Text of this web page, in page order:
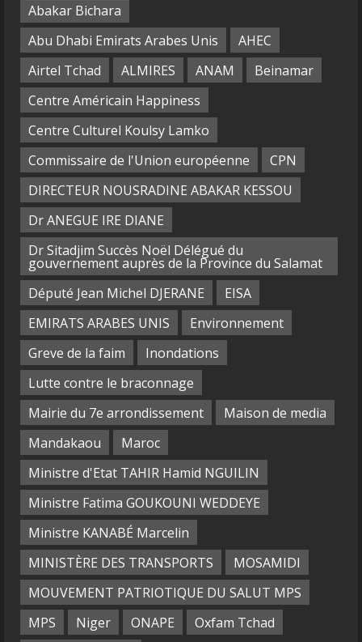
Abakar Bichara
Abu Dhabi Emirats Arabes Unis
AHEC
Airtel Tchad
ALMIRES ANAM
Beinamar
Centre Américain Happiness
Centre Culturel Koulsy Lamko
Commissaire de l'Union européenne
CPN
DIRECTEUR NOUSRADINE ABAKAR KESSOU
Dr ANEGUE IRE DIANE
Dr Sitadjim Succès Noël Délégué du
gouvernement auprès de la Province du Salamat
Député Jean Michel DJERANE
EISA
EMIRATS ARABES UNIS
Environnement
Greve de la faim
Inondations
Lutte contre le braconnage
Mairie du 7e arrondissement
Maison de media
Mandakaou
Maroc
Ministre d'Etat TAHIR Hamid NGUILIN
Ministre Fatima GOUKOUNI WEDDEYE
Ministre KANABÉ Marcelin
MINISTÈRE DES TRANSPORTS
MOSAMIDI
MOUVEMENT PATRIOTIQUE DU SALUT MPS
MPS
Niger ONAPE
Oxfam Tchad